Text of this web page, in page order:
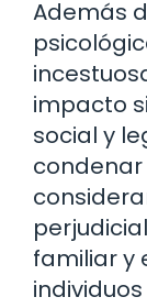
Además
impacto
social y
familiar y